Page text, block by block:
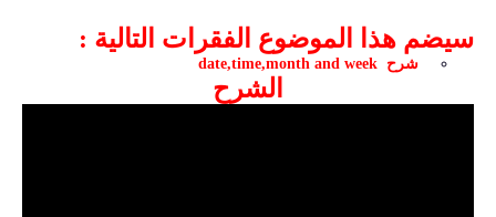
سيضم هذا الموضوع الفقرات التالية :
شرح date,time,month and week
الشرح